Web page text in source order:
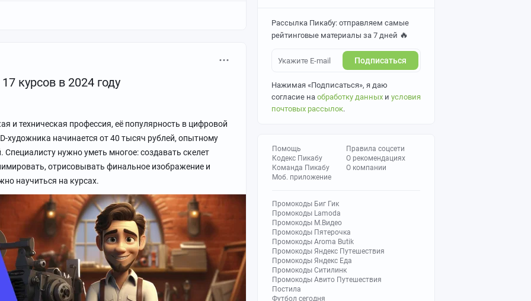
Рассылка Пикабу: отправляем самые
рейтинговые материалы за 7 дней 🔥
Подписаться
Нажимая «Подписаться», я даю
согласие на обработку данных и условия
почтовых рассылок.
Помощь
Кодекс Пикабу
Команда Пикабу
Моб. приложение
Правила соцсети
О рекомендациях
О компании
Промокоды Биг Гик
Промокоды Lamoda
Промокоды М.Видео
Промокоды Пятерочка
Промокоды Aroma Butik
Промокоды Яндекс Путешествия
Промокоды Яндекс Еда
Промокоды Ситилинк
Промокоды Авито Путешествия
Постила
Футбол сегодня
для модели — риг, а потом настраивает ее движения —
01:27
курсов в 2024 году
и техническая профессия, её популярность в цифровой
художника начинается от 40 тысяч рублей, опытному
нужно уметь многое: создавать скелет
отрисовывать финальное изображение и
научиться на курсах.